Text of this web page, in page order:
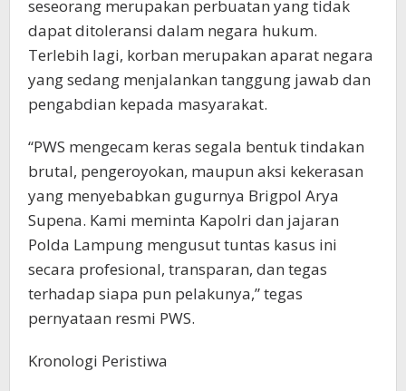
seseorang merupakan perbuatan yang tidak
dapat ditoleransi dalam negara hukum.
Terlebih lagi, korban merupakan aparat negara
yang sedang menjalankan tanggung jawab dan
pengabdian kepada masyarakat.
“PWS mengecam keras segala bentuk tindakan
brutal, pengeroyokan, maupun aksi kekerasan
yang menyebabkan gugurnya Brigpol Arya
Supena. Kami meminta Kapolri dan jajaran
Polda Lampung mengusut tuntas kasus ini
secara profesional, transparan, dan tegas
terhadap siapa pun pelakunya,” tegas
pernyataan resmi PWS.
Kronologi Peristiwa